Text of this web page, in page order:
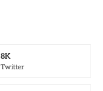
Twitter
8K